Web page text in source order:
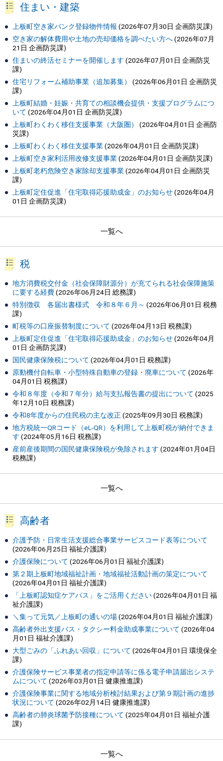
住まい・建築
上板町空き家バンク登録物件情報 (2026年07月30日 企画防災課)
空き家の解体費用や土地の売却価格を調べたい方へ(2026年07月
21日 企画防災課)
住まいの終活セミナーを開催します (2026年07月01日 企画防災
課)
住宅リフォーム補助事業（追加募集）
(2026年06月01日 企画防災
課)
上板町結婚・妊娠・共育ての相談機会提供・支援プログラムにつ
いて (2026年04月01日 企画防災課)
上板町わくわく移住支援事業（大阪圏）
(2026年04月01日 企画防
災課)
上板町わくわく移住支援事業(2026年04月01日 企画防災課)
上板町空き家利活用改修支援事業(2026年04月01日 企画防災課)
上板町老朽危険空き家除却支援事業(2026年04月01日 企画防災
課)
上板町定住促進「住宅取得応援助成金」のお知らせ(2026年04月
01日 企画防災課)
一覧へ
税
地方消費税交付金（社会保障財源分）が充てられる社会保障施策
に要する経費(2026年06月24日 総務課)
特別徴収 各届出書様式 令和８年６月～ (2026年06月01日 税務
課)
町税等の口座振替制度について (2026年04月13日 税務課)
上板町定住促進「住宅取得応援助成金」のお知らせ(2026年04月
01日 企画防災課)
国民健康保険税について (2026年04月01日 税務課)
原動機付自転車・小型特殊自動車の登録・廃車について (2026年
04月01日 税務課)
令和８年度（令和７年分）給与支払報告書の提出について (2025
年12月10日 税務課)
令和8年度からの住民税の主な改正 (2025年09月30日 税務課)
地方税統一QRコード（eL-QR）を利用して上板町税が納付できま
す (2024年05月16日 税務課)
産前産後期間の国民健康保険税が免除されます (2024年01月04日
税務課)
一覧へ
高齢者
介護予防・日常生活支援総合事業サービスコード表等について
(2026年06月25日 福祉介護課)
介護保険について (2026年06月01日 福祉介護課)
第２期上板町地域福祉計画・地域福祉活動計画の策定について
(2026年04月01日 福祉介護課)
「上板町認知症ケアパス」をご活用ください(2026年04月01日 福
祉介護課)
＼集って元気／上板町の通いの場(2026年04月01日 福祉介護課)
高齢者外出支援バス・タクシー料金助成事業について (2026年04
月01日 福祉介護課)
大型ごみの「ふれあい回収」について (2026年04月01日 環境保全
課)
介護保険サービス事業者の指定申請等に係る電子申請届出システ
ムについて (2026年03月01日 健康推進課)
介護保険事業に関する地域分析検討結果および第９期計画の進捗
状況について (2026年02月14日 健康推進課)
高齢者の肺炎球菌予防接種について (2025年04月01日 福祉介護
課)
一覧へ